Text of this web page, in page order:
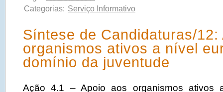
Categorias: Serviço Informativo
Síntese de Candidaturas/12:
organismos ativos a nível
domínio da juventude
Ação 4.1 – Apoio aos organismos ativos